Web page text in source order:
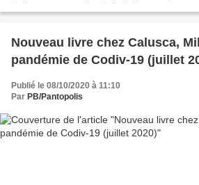
Nouveau livre chez Calusca,
pandémie de Codiv-19 (juillet
Publié le 08/10/2020 à 11:10
Par PB/Pantopolis